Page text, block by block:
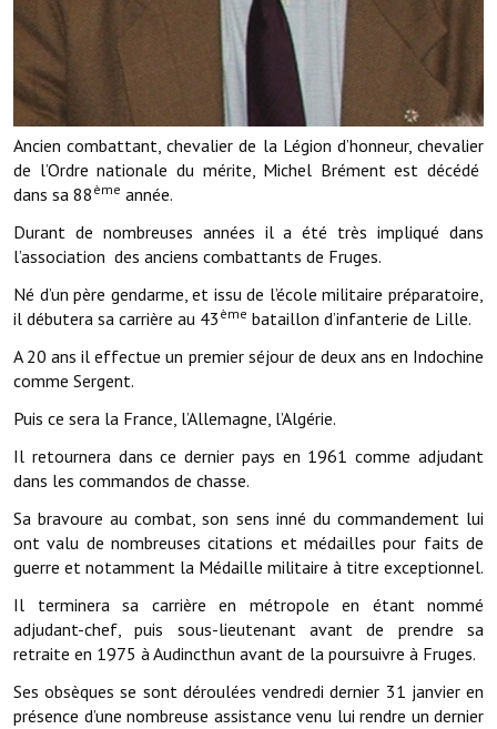
VOTRE MAIRIE
Elus et agents
L'équipe municipale
Le personnel municipal
Les moyens financiers
Note de synthèse financière
Rapport d'orientation budgétaire
Projets et travaux en cours
Procès verbaux des conseils municipaux
Communication
Le bulletin municipal : Fressinfo & Le Fressinois
Toutes les publications
Le village dans l'intercommunalité
Communauté de communes
Autres groupements
Ancien combattant, chevalier de la Légion d’honneur, chevalier
de l’Ordre nationale du mérite, Michel Brément est décédé
dans sa 88 ème année.
Durant de nombreuses années il a été très impliqué dans
l’association des anciens combattants de Fruges.
Né d’un père gendarme, et issu de l’école militaire préparatoire,
il débutera sa carrière au 43 ème bataillon d’infanterie de Lille.
A 20 ans il effectue un premier séjour de deux ans en Indochine
comme Sergent.
Puis ce sera la France, l’Allemagne, l’Algérie.
Il retournera dans ce dernier pays en 1961 comme adjudant
dans les commandos de chasse.
Sa bravoure au combat, son sens inné du commandement lui
ont valu de nombreuses citations et médailles pour faits de
guerre et notamment la Médaille militaire à titre exceptionnel.
Il terminera sa carrière en métropole en étant nommé
adjudant-chef, puis sous-lieutenant avant de prendre sa
retraite en 1975 à Audincthun avant de la poursuivre à Fruges.
Ses obsèques se sont déroulées vendredi dernier 31 janvier en
présence d’une nombreuse assistance venu lui rendre un dernier